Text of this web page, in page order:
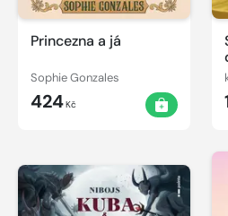
Princezna a já
Sophie Gonzales
424Kč